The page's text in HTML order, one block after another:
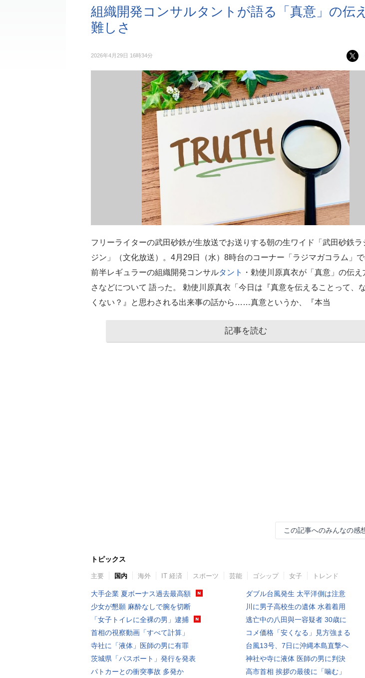
組織開発コンサルタントが語る「真意」の伝
難しさ
2026年4月29日 16時34分
フリーライターの武田砂鉄が生放送でお送りする朝の生ワイド「武田砂鉄ラ
ジン」（文化放送）。4月29日（水）8時台のコーナー「ラジマガコラム」
前半レギュラーの組織開発コンサルタント
・勅使川原真衣が「真意」の伝え
さなどについて 語った。 勅使川原真衣「今日は『真意を伝えることって、
くない？』と思わされる出来事の話から……真意というか、『本当
記事を読む
この記事へのみんなの感
トピックス
主要 国内 海外 IT 経済 スポーツ 芸能 ゴシップ 女子 トレンド
大手企業 夏ボーナス過去最高額
少女が懇願 麻酔なしで腕を切断
「女子トイレに全裸の男」逮捕
首相の視察動画「すべて計算」
寺社に「液体」医師の男に有罪
茨城県「パスポート」発行を発表
パトカーとの衝突事故 多発か
ダブル台風発生 太平洋側は注意
川に男子高校生の遺体 水着着用
逃亡中の八田與一容疑者 30歳に
コメ価格「安くなる」見方強まる
台風13号、7日に沖縄本島直撃へ
神社や寺に液体 医師の男に判決
高市首相 挨拶の最後に「噛む」